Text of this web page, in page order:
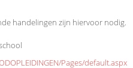
handelingen zijn hiervoor nodig.
Pages/default.aspx